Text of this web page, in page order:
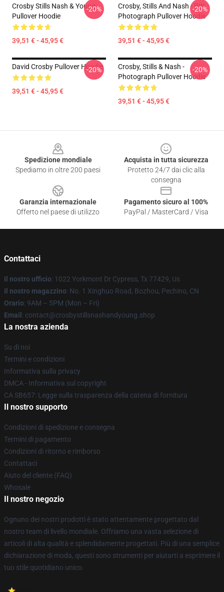
Crosby Stills Nash & Young
Pullover Hoodie
39,51 € - 45,95 €
-20%
Crosby, Stills And Nash - BW
Photograph Pullover Hoodie
39,51 € - 45,95 €
-20%
David Crosby Pullover Hoodie
39,51 € - 45,95 €
-20%
Crosby, Stills & Nash -
Photograph Pullover Hoodie
39,51 € - 45,95 €
-20%
Spedizione mondiale
Spediamo in oltre 200 paesi
Acquista in tutta sicurezza
Protetto 24/7 dai clic alla
consegna
Garanzia internazionale
Offerto nel paese di utilizzo
Pagamento sicuro al 100%
PayPal / MasterCard / Visa
Contattaci
Il nostro ufficio: 1022 Yorkmont Dr Cypress, Tx 77429, Us
Il nostro magazzino: No. 1 Xinghuo Road, Bozhou, Pechino, CN
Orario: 9AM – 5PM (Mon – Fri)
Email : contact@crosbystillsnashandyoung.shop
La nostra azienda
Su di noi
Termini e condizioni
Informativa sulla privacy
DMCA - Informativa sul copyright
CA SB657: Legge sulla trasparenza della catena di fornitura
Il nostro supporto
Condizioni di spedizione e consegna
Termini di pagamento
Condizioni di ritorno e rimborso
Contattaci
Aiuto del cliente (FAQ)
Whosale
Il nostro negozio
Ognuno dei nostri prodotti è stato attentamente progettato dal
nostro team di livello mondiale. Offriamo una vasta selezione di
articoli di alta qualità e splendidamente progettati. Più di una semplice
dichiarazione di moda, questi sono strumenti per aiutarti a esprimere il
tuo stile quotidiano unico.